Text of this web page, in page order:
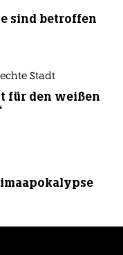
sind betroffen
Stadt
für den weißen